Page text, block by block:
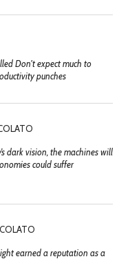
Don't expect much to
punches
dark vision, the machines will
could suffer
earned a reputation as a